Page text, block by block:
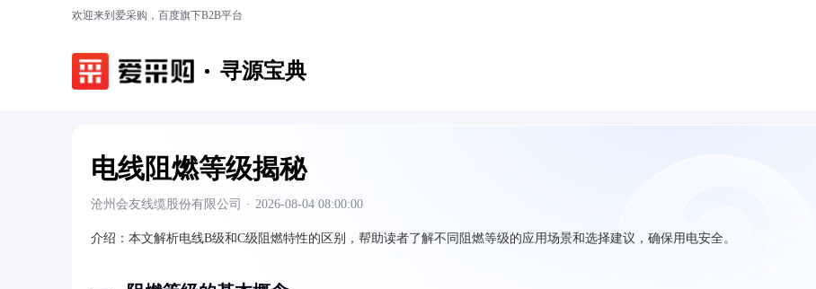
欢迎来到爱采购，百度旗下B2B平台
寻源宝典
电线阻燃等级揭秘
沧州会友线缆股份有限公司 · 2026-08-04 08:00:00
介绍： 本文解析电线B级和C级阻燃特性的区别，帮助读者了解不同阻燃等级的应用场景和选择建议，确保用电安全。